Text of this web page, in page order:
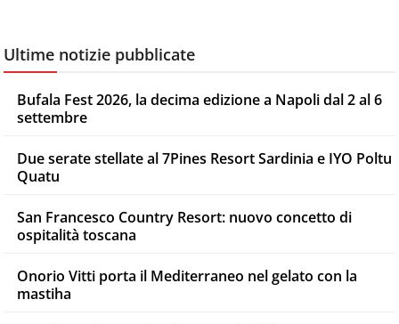
Ultime notizie pubblicate
Bufala Fest 2026, la decima edizione a Napoli dal 2 al 6
settembre
Due serate stellate al 7Pines Resort Sardinia e IYO Poltu
Quatu
San Francesco Country Resort: nuovo concetto di
ospitalità toscana
Onorio Vitti porta il Mediterraneo nel gelato con la
mastiha